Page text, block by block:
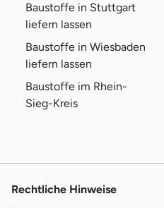
Baustoffe in Stuttgart
liefern lassen
Baustoffe in Wiesbaden
liefern lassen
Baustoffe im Rhein-
Sieg-Kreis
Rechtliche Hinweise